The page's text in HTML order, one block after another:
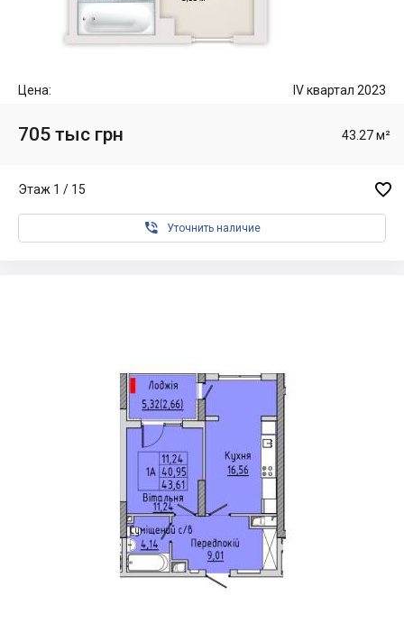
Цена: IV квартал 2023
705 тыс грн 43.27 м²
Этаж 1 / 15 
 Уточнить наличие